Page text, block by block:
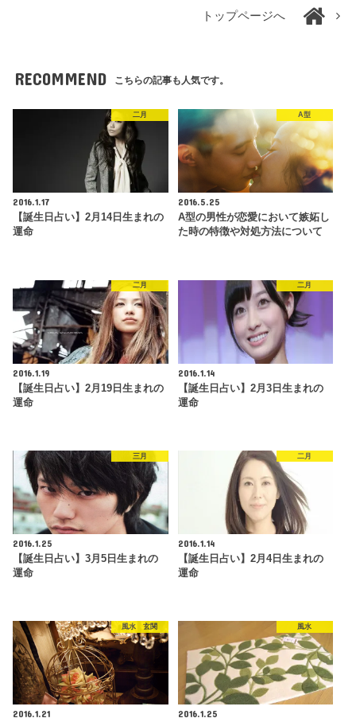
トップページへ
RECOMMEND こちらの記事も人気です。
二月
2016.1.17
【誕生日占い】2月14日生まれの
運命
A型
2016.5.25
A型の男性が恋愛において嫉妬し
た時の特徴や対処方法について
二月
2016.1.19
【誕生日占い】2月19日生まれの
運命
二月
2016.1.14
【誕生日占い】2月3日生まれの
運命
三月
2016.1.25
【誕生日占い】3月5日生まれの
運命
二月
2016.1.14
【誕生日占い】2月4日生まれの
運命
風水 玄関
2016.1.21
風水
2016.1.25